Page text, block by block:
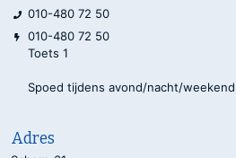
010-480 72 50
010-480 72 50
Toets 1
Spoed tijdens avond/nacht/
Adres